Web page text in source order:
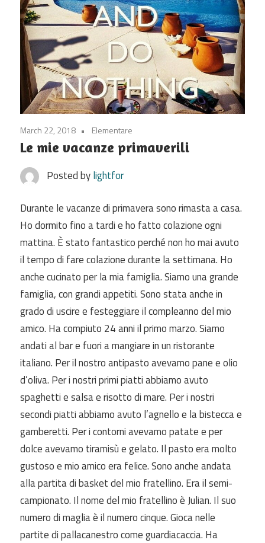
March 22, 2018 Elementare
Le mie vacanze primaverili
Posted bylightfor
Durante le vacanze di primavera sono rimasta a casa.
Ho dormito fino a tardi e ho fatto colazione ogni
mattina. È stato fantastico perché non ho mai avuto
il tempo di fare colazione durante la settimana. Ho
anche cucinato per la mia famiglia. Siamo una grande
famiglia, con grandi appetiti. Sono stata anche in
grado di uscire e festeggiare il compleanno del mio
amico. Ha compiuto 24 anni il primo marzo. Siamo
andati al bar e fuori a mangiare in un ristorante
italiano. Per il nostro antipasto avevamo pane e olio
d’oliva. Per i nostri primi piatti abbiamo avuto
spaghetti e salsa e risotto di mare. Per i nostri
secondi piatti abbiamo avuto l’agnello e la bistecca e
gamberetti. Per i contorni avevamo patate e per
dolce avevamo tiramisù e gelato. Il pasto era molto
gustoso e mio amico era felice. Sono anche andata
alla partita di basket del mio fratellino. Era il semi-
campionato. Il nome del mio fratellino è Julian. Il suo
numero di maglia è il numero cinque. Gioca nelle
partite di pallacanestro come guardiacaccia. Ha